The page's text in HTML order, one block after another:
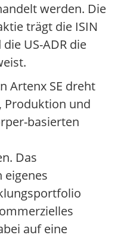
werden. Die
trägt die ISIN
US-ADR die
Artenx SE dreht
Produktion und
basierten
Das
eigenes
auf eine